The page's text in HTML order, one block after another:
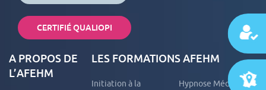
CERTIFIÉ QUALIOPI
A PROPOS DE
L’AFEHM
LES FORMATIONS AFEHM
Initiation à la
Hypnose Médicale